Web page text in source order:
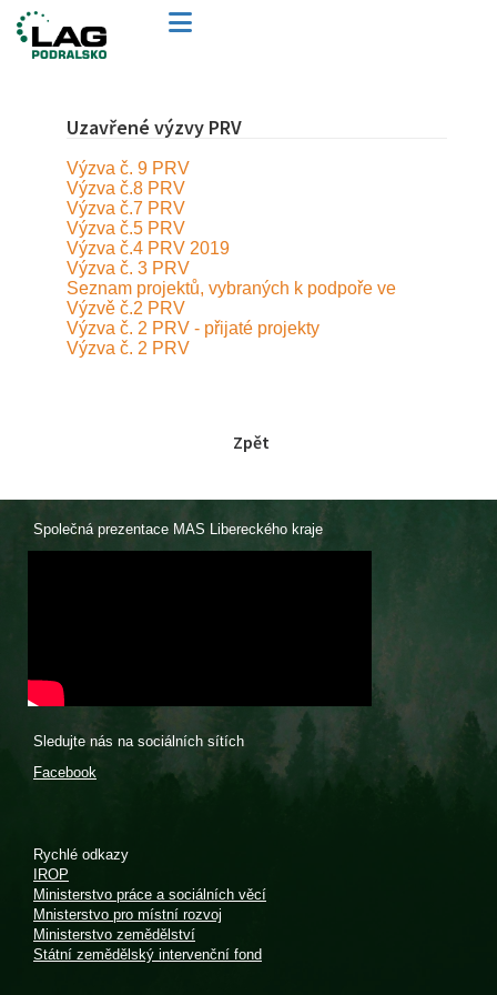
Uzavřené výzvy PRV
Výzva č. 9 PRV
Výzva č.8 PRV
Výzva č.7 PRV
Výzva č.5 PRV
Výzva č.4 PRV 2019
Výzva č. 3 PRV
Seznam projektů, vybraných k podpoře ve
Výzvě č.2 PRV
Výzva č. 2 PRV - přijaté projekty
Výzva č. 2 PRV
Zpět
Společná prezentace MAS Libereckého kraje
Sledujte nás na sociálních sítích
Facebook
Rychlé odkazy
IROP
Ministerstvo práce a sociálních věcí
Mnisterstvo pro místní rozvoj
Ministerstvo zemědělství
Státní zemědělský intervenční fond